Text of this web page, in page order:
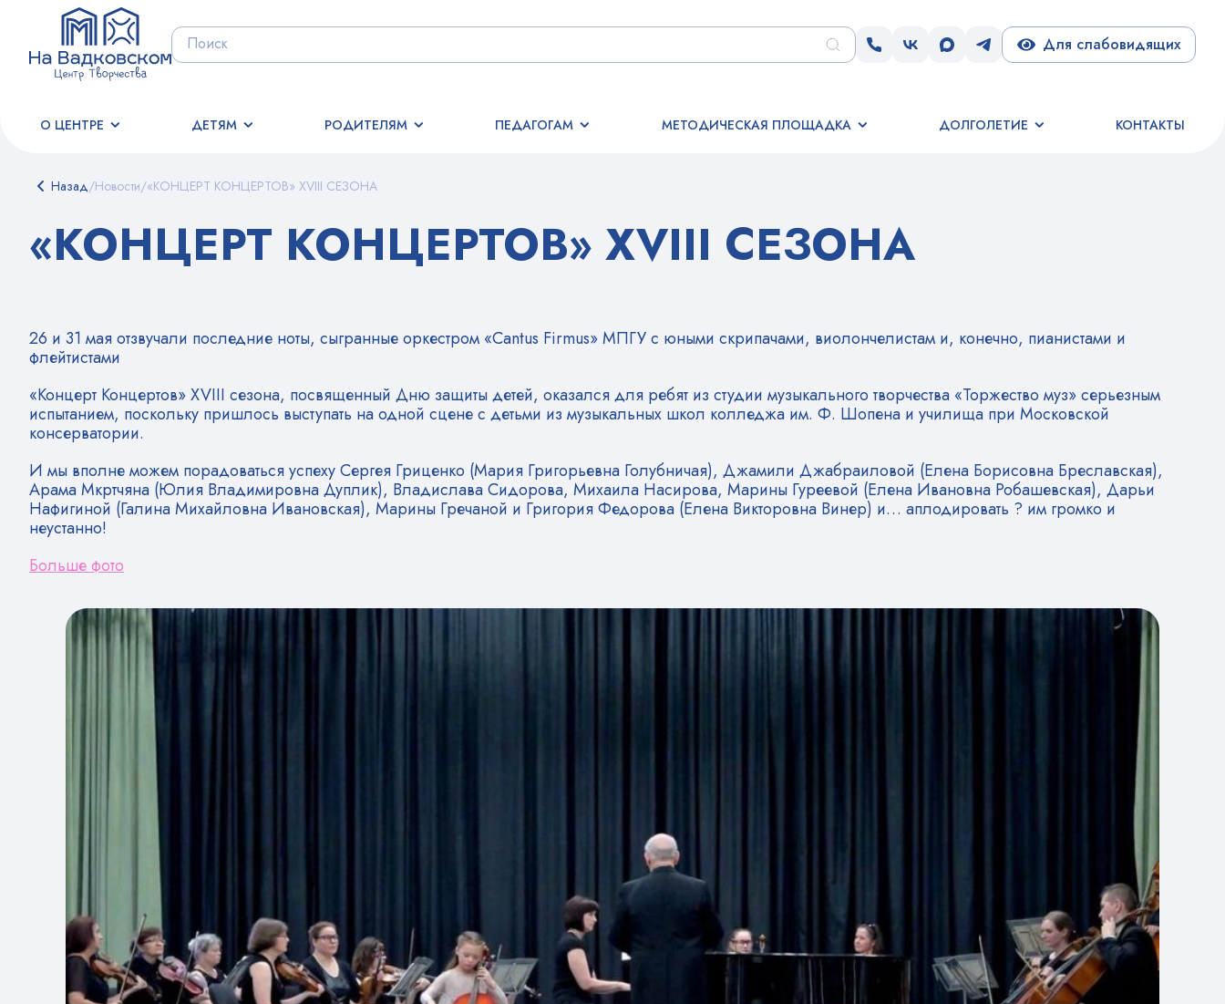
Для слабовидящих
О ЦЕНТРЕ ДЕТЯМ РОДИТЕЛЯМ ПЕДАГОГАМ МЕТОДИЧЕСКАЯ ПЛОЩАДКА ДОЛГОЛЕТИЕ КОНТАКТЫ
Назад/Новости/«КОНЦЕРТ КОНЦЕРТОВ» XVIII СЕЗОНА
«КОНЦЕРТ КОНЦЕРТОВ» XVIII СЕЗОНА
26 и 31 мая отзвучали последние ноты, сыгранные оркестром «Cantus Firmus» МПГУ с юными скрипачами, виолончелистам и, конечно, пианистами и
флейтистами
«Концерт Концертов» XVIII сезона, посвященный Дню защиты детей, оказался для ребят из студии музыкального творчества «Торжество муз» серьезным
испытанием, поскольку пришлось выступать на одной сцене с детьми из музыкальных школ колледжа им. Ф. Шопена и училища при Московской
консерватории.
И мы вполне можем порадоваться успеху Сергея Гриценко (Мария Григорьевна Голубничая), Джамили Джабраиловой (Елена Борисовна Бреславская),
Арама Мкртчяна (Юлия Владимировна Дуплик), Владислава Сидорова, Михаила Насирова, Марины Гуреевой (Елена Ивановна Робашевская), Дарьи
Нафигиной (Галина Михайловна Ивановская), Марины Гречаной и Григория Федорова (Елена Викторовна Винер) и… аплодировать ? им громко и
неустанно!
Больше фото